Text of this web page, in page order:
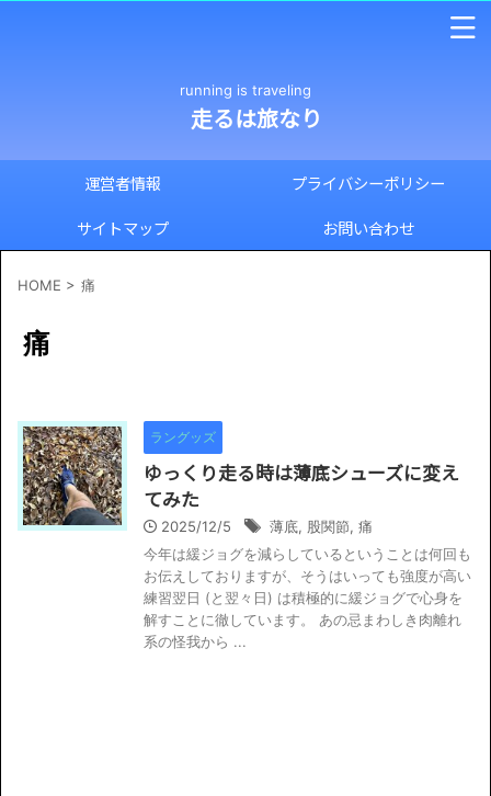
running is traveling
走るは旅なり
運営者情報
プライバシーポリシー
サイトマップ
お問い合わせ
HOME > 痛
痛
ラングッズ
ゆっくり走る時は薄底シューズに変え
てみた
2025/12/5 薄底, 股関節, 痛
今年は緩ジョグを減らしているということは何回も
お伝えしておりますが、そうはいっても強度が高い
練習翌日 (と翌々日) は積極的に緩ジョグで心身を
解すことに徹しています。 あの忌まわしき肉離れ
系の怪我から ...